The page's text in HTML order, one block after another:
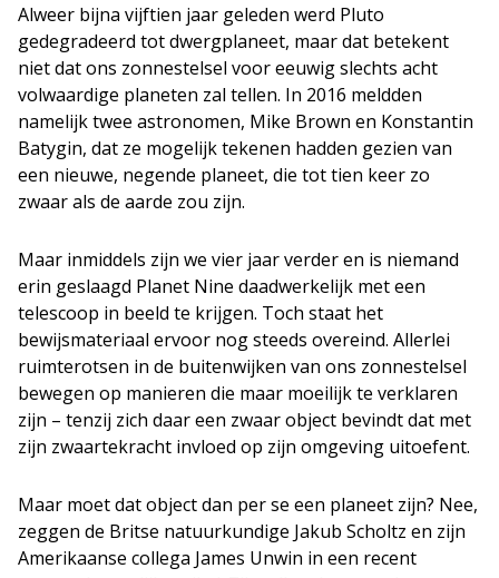
Alweer bijna vijftien jaar geleden werd Pluto
gedegradeerd tot dwergplaneet, maar dat betekent
niet dat ons zonnestelsel voor eeuwig slechts acht
volwaardige planeten zal tellen. In 2016 meldden
namelijk twee astronomen, Mike Brown en Konstantin
Batygin, dat ze mogelijk tekenen hadden gezien van
een nieuwe, negende planeet, die tot tien keer zo
zwaar als de aarde zou zijn.
Maar inmiddels zijn we vier jaar verder en is niemand
erin geslaagd Planet Nine daadwerkelijk met een
telescoop in beeld te krijgen. Toch staat het
bewijsmateriaal ervoor nog steeds overeind. Allerlei
ruimterotsen in de buitenwijken van ons zonnestelsel
bewegen op manieren die maar moeilijk te verklaren
zijn – tenzij zich daar een zwaar object bevindt dat met
zijn zwaartekracht invloed op zijn omgeving uitoefent.
Maar moet dat object dan per se een planeet zijn? Nee,
zeggen de Britse natuurkundige Jakub Scholtz en zijn
Amerikaanse collega James Unwin in een recent